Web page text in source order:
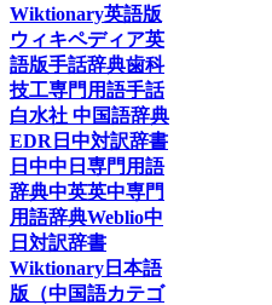
Wiktionary英語版
ウィキペディア英
語版手話辞典歯科
技工専門用語手話
白水社 中国語辞典
EDR日中対訳辞書
日中中日専門用語
辞典中英英中専門
用語辞典Weblio中
日対訳辞書
Wiktionary日本語
版（中国語カテゴ